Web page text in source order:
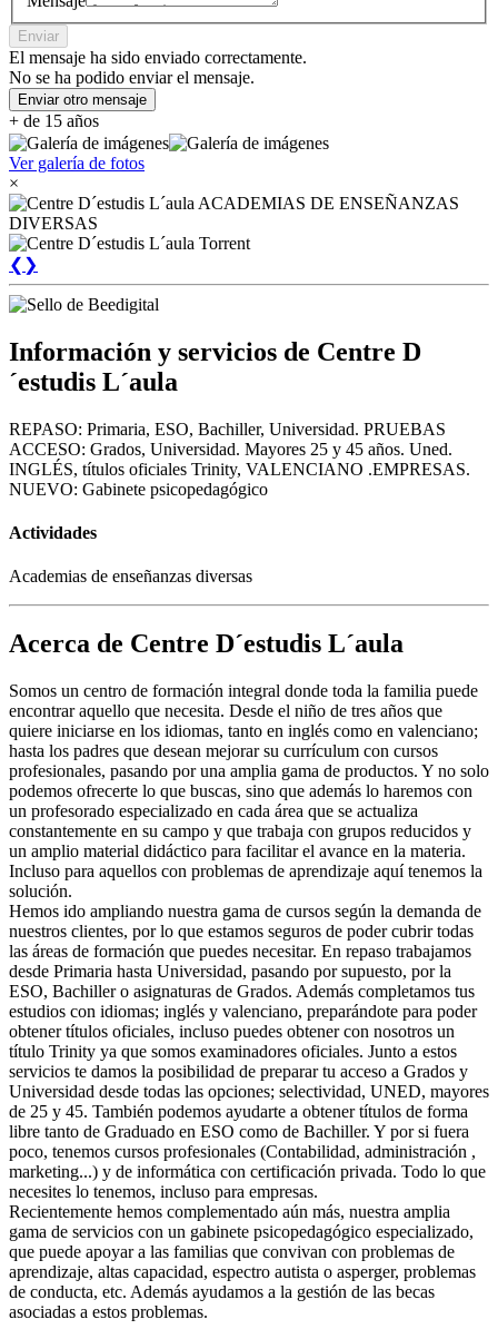
Enviar
El mensaje ha sido enviado correctamente.
No se ha podido enviar el mensaje.
Enviar otro mensaje
+ de 15 años
Ver galería de fotos
×
❮ ❯
Información y servicios de Centre D
´estudis L´aula
REPASO: Primaria, ESO, Bachiller, Universidad. PRUEBAS
ACCESO: Grados, Universidad. Mayores 25 y 45 años. Uned.
INGLÉS, títulos oficiales Trinity, VALENCIANO .EMPRESAS.
NUEVO: Gabinete psicopedagógico
Actividades
Academias de enseñanzas diversas
Acerca de Centre D´estudis L´aula
Somos un centro de formación integral donde toda la familia puede
encontrar aquello que necesita. Desde el niño de tres años que
quiere iniciarse en los idiomas, tanto en inglés como en valenciano;
hasta los padres que desean mejorar su currículum con cursos
profesionales, pasando por una amplia gama de productos. Y no solo
podemos ofrecerte lo que buscas, sino que además lo haremos con
un profesorado especializado en cada área que se actualiza
constantemente en su campo y que trabaja con grupos reducidos y
un amplio material didáctico para facilitar el avance en la materia.
Incluso para aquellos con problemas de aprendizaje aquí tenemos la
solución.
Hemos ido ampliando nuestra gama de cursos según la demanda de
nuestros clientes, por lo que estamos seguros de poder cubrir todas
las áreas de formación que puedes necesitar. En repaso trabajamos
desde Primaria hasta Universidad, pasando por supuesto, por la
ESO, Bachiller o asignaturas de Grados. Además completamos tus
estudios con idiomas; inglés y valenciano, preparándote para poder
obtener títulos oficiales, incluso puedes obtener con nosotros un
título Trinity ya que somos examinadores oficiales. Junto a estos
servicios te damos la posibilidad de preparar tu acceso a Grados y
Universidad desde todas las opciones; selectividad, UNED, mayores
de 25 y 45. También podemos ayudarte a obtener títulos de forma
libre tanto de Graduado en ESO como de Bachiller. Y por si fuera
poco, tenemos cursos profesionales (Contabilidad, administración ,
marketing...) y de informática con certificación privada. Todo lo que
necesites lo tenemos, incluso para empresas.
Recientemente hemos complementado aún más, nuestra amplia
gama de servicios con un gabinete psicopedagógico especializado,
que puede apoyar a las familias que convivan con problemas de
aprendizaje, altas capacidad, espectro autista o asperger, problemas
de conducta, etc. Además ayudamos a la gestión de las becas
asociadas a estos problemas.